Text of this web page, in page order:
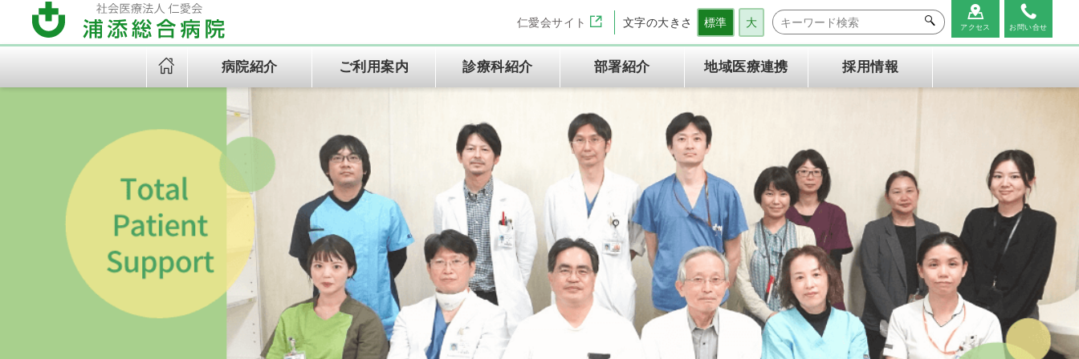
仁愛会サイト 文字の大きさ 標準 大 アクセス お問い合せ
病院紹介
病院紹介
病院⾧あいさつ 病院情報の公表
新病院建設について
適格請求書発行事業者登録番
号について
ご利用案内
ご利用案内
外来受診の方へ 救急外来受診の方へ 入院・お見舞いの方へ 患者相談窓口のご案内
各種書類発行について 診療情報の開示について 医薬品についてのご案内 個人情報保護方針
宗教的理由により輸血を拒否
される患者様へ
敷地内禁煙について
臨床研究に関する情報の公開
について（オプトアウト）
保険外負担一覧
診療科紹介
診療科紹介
救命救急センター 病院総合内科 消化器内科
循環器内科 神経内科 糖尿病内分泌科 腎臓内科
呼吸器外科 乳腺外科 整形外科
形成外科 脳神経外科 腎・泌尿器外科 心臓血管外科
耳鼻咽喉科 歯科口腔外科 放射線科 リハビリテーション科
部署紹介
部署紹介
看護部 臨床検査部 診療放射線部
栄養管理部 リハビリテーション部 ME科 臨床研究支援センター
地域医療連携
地域医療連携
医療連携について 医療機関からの紹介について 連携医療機関のご案内 心電図FAX相談について
採用情報